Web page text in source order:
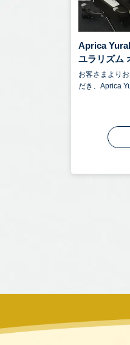
Aprica
ユラリズム
お客さまより
だき、Aprica